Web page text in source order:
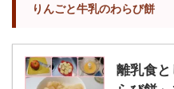
りんごと牛乳のわらび餅
離乳食